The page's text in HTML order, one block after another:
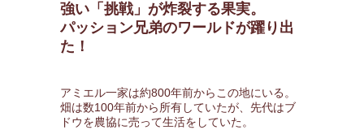
強い「挑戦」が炸裂する果実。
パッション兄弟のワールドが躍り出
た！
アミエル一家は約800年前からこの地にいる。
畑は数100年前から所有していたが、先代はブ
ドウを農協に売って生活をしていた。